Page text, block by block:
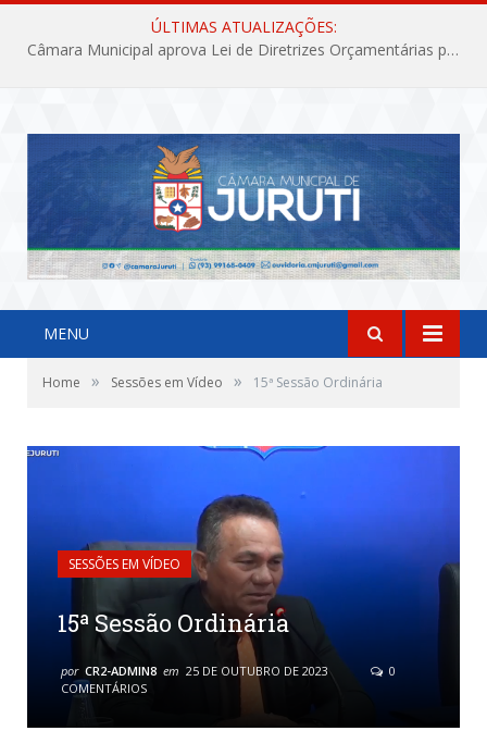
ÚLTIMAS ATUALIZAÇÕES:
Câmara Municipal aprova Lei de Diretrizes Orçamentárias para o exercício financeiro de 2027
MENU
Home » Sessões em Vídeo » 15ª Sessão Ordinária
SESSÕES EM VÍDEO
15ª Sessão Ordinária
por CR2-ADMIN8 em 25 DE OUTUBRO DE 2023
0
COMENTÁRIOS